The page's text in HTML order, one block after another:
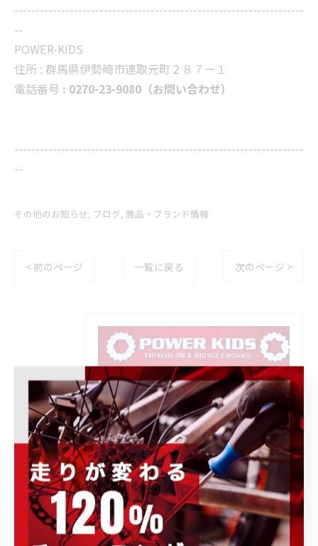
--------------------------------------------------------------------
--
POWER-KIDS
住所 : 群馬県伊勢崎市連取元町２８７ー１
電話番号 : 0270-23-9080（お問い合わせ）
--------------------------------------------------------------------
--
その他のお知らせ ブログ 商品・ブランド情報
< 前のページ 一覧に戻る 次のページ >
POWER-KIDS伊勢崎店で開催される各種イ
ベント、キャンペーンの情報をはじめ、お
すすめ商品の紹介や、様々なお知らせ事項
を発信します。ぜひ定期的にチェックして